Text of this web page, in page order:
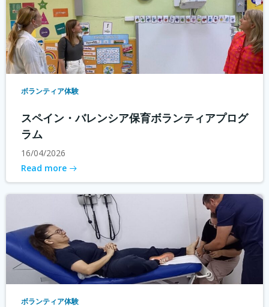
ボランティア体験
スペイン・バレンシア保育ボランティアプログ
ラム
16/04/2026
Read more
ボランティア体験